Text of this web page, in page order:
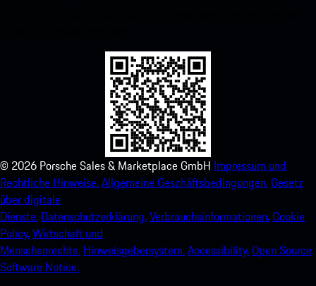
© 2026 Porsche Sales & Marketplace GmbH Impressum und
Rechtliche Hinweise.Allgemeine Geschäftsbedingungen.Gesetz
über digitale
Dienste. Datenschutzerklärung.Verbrauchsinformationen.Cookie
Policy.Wirtschaft und
Menschenrechte. Hinweisgebersystem.Accessibility.Open Source
Software Notice.